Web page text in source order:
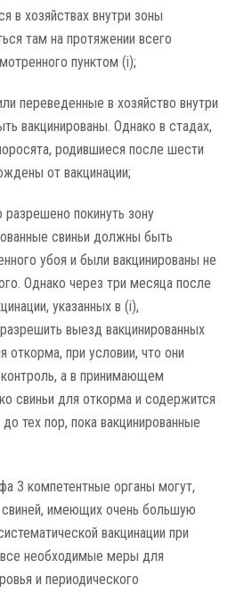
в хозяйствах внутри зоны
там на протяжении всего
пунктом (i);
переведенные в хозяйство внутри
вакцинированы. Однако в стадах,
родившиеся после шести
от вакцинации;
покинуть зону
свиньи должны быть
убоя и были вакцинированы не
Однако через три месяца после
указанных в (i),
выезд вакцинированных
откорма, при условии, что они
а в принимающем
свиньи для откорма и содержится
тех пор, пока вакцинированные
3 компетентные органы могут,
имеющих очень большую
вакцинации при
все необходимые меры для
и периодического